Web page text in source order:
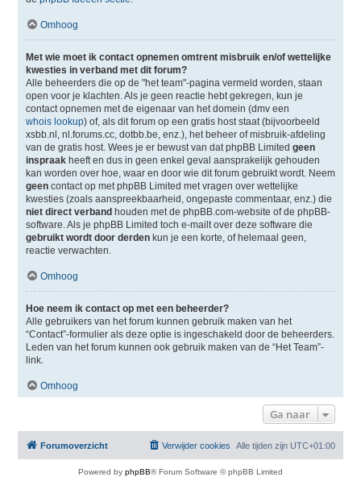
Omhoog
Met wie moet ik contact opnemen omtrent misbruik en/of wettelijke
kwesties in verband met dit forum?
Alle beheerders die op de "het team"-pagina vermeld worden, staan
open voor je klachten. Als je geen reactie hebt gekregen, kun je
contact opnemen met de eigenaar van het domein (dmv een
whois lookup) of, als dit forum op een gratis host staat (bijvoorbeeld
xsbb.nl, nl.forums.cc, dotbb.be, enz.), het beheer of misbruik-afdeling
van de gratis host. Wees je er bewust van dat phpBB Limited geen
inspraakheeft en dus in geen enkel geval aansprakelijk gehouden
kan worden over hoe, waar en door wie dit forum gebruikt wordt. Neem
geencontact op met phpBB Limited met vragen over wettelijke
kwesties (zoals aanspreekbaarheid, ongepaste commentaar, enz.) die
niet direct verband houden met de phpBB.com-website of de phpBB-
software. Als je phpBB Limited toch e-mailt over deze software die
gebruikt wordt door derdenkun je een korte, of helemaal geen,
reactie verwachten.
Omhoog
Hoe neem ik contact op met een beheerder?
Alle gebruikers van het forum kunnen gebruik maken van het
“Contact”-formulier als deze optie is ingeschakeld door de beheerders.
Leden van het forum kunnen ook gebruik maken van de “Het Team”-
link.
Omhoog
Ga naar
Forumoverzicht Alle tijden zijn UTC+01:00
Verwijder cookies
Powered by phpBB® Forum Software © phpBB Limited